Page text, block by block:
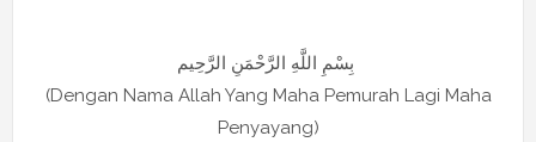
(Dengan Nama Allah Yang Maha Pemurah Lagi Maha
Penyayang)